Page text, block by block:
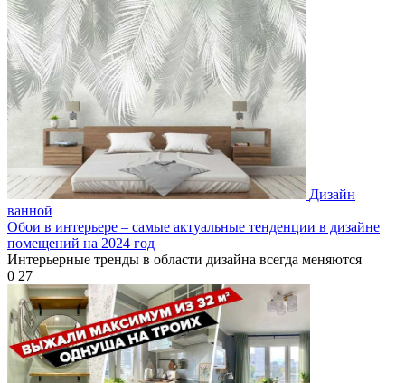
Дизайн
ванной
Обои в интерьере – самые актуальные тенденции в дизайне
помещений на 2024 год
Интерьерные тренды в области дизайна всегда меняются
0 27